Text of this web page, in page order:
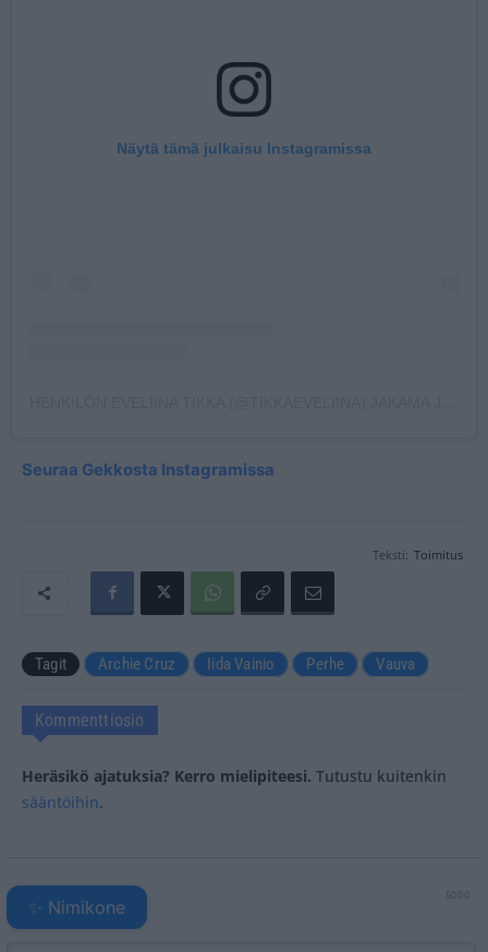
Näytä tämä julkaisu Instagramissa
Seuraa Gekkosta Instagramissa
Teksti: Toimitus
Tagit Archie Cruz Iida Vainio Perhe Vauva
Kommenttiosio
Heräsikö ajatuksia? Kerro mielipiteesi. Tutustu kuitenkin
sääntöihin.
5000
✨ Nimikone